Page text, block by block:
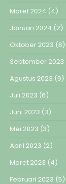
Maret 2024 (4)
Januari 2024 (2)
Oktober 2023 (8)
September 2023
Agustus 2023 (9)
Juli 2023 (6)
Juni 2023 (3)
Mei 2023 (3)
April 2023 (2)
Maret 2023 (4)
Februari 2023 (5)